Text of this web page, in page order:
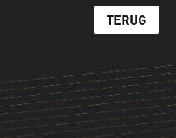
TERUG